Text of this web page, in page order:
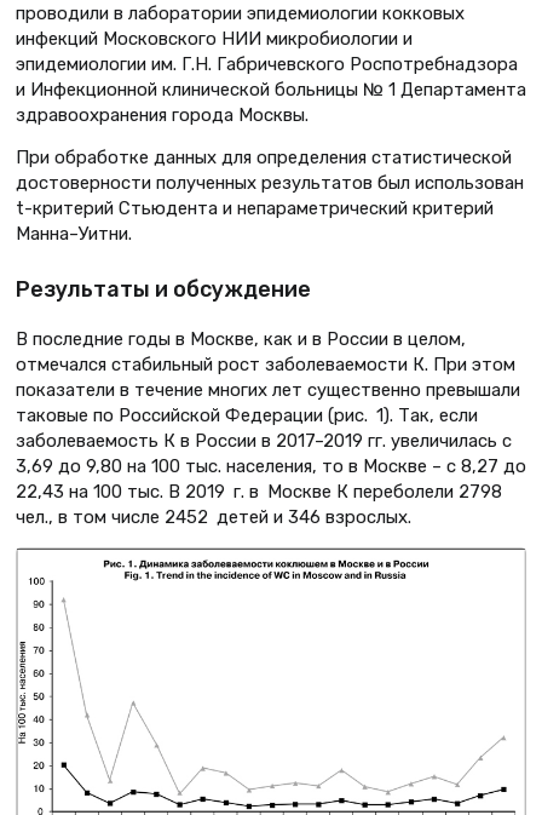
проводили в лаборатории эпидемиологии кокковых
инфекций Московского НИИ микробиологии и
эпидемиологии им. Г.Н. Габричевского Роспотребнадзора
и Инфекционной клинической больницы № 1 Департамента
здравоохранения города Москвы.
При обработке данных для определения статистической
достоверности полученных результатов был использован
t-критерий Стьюдента и непараметрический критерий
Манна–Уитни.
Результаты и обсуждение
В последние годы в Москве, как и в России в целом,
отмечался стабильный рост заболеваемости К. При этом
показатели в течение многих лет существенно превышали
таковые по Российской Федерации (рис. 1). Так, если
заболеваемость К в России в 2017–2019 гг. увеличилась с
3,69 до 9,80 на 100 тыс. населения, то в Москве – с 8,27 до
22,43 на 100 тыс. В 2019 г. в Москве К переболели 2798
чел., в том числе 2452 детей и 346 взрослых.